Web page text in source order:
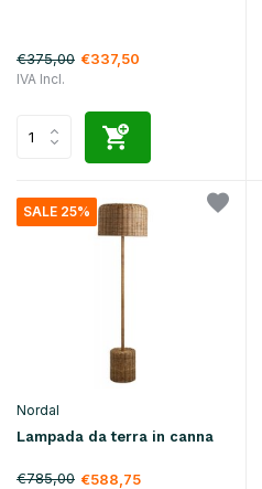
€375,00 €337,50
IVA Incl.
SALE 25%
Nordal
Lampada da terra in canna
€785,00 €588,75